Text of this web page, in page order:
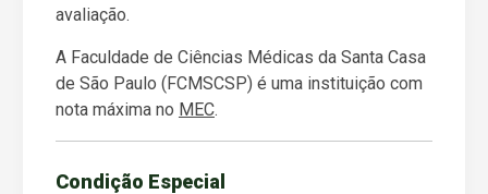
avaliação.
A Faculdade de Ciências Médicas da Santa Casa
de São Paulo (FCMSCSP) é uma instituição com
nota máxima no MEC.
Condição Especial